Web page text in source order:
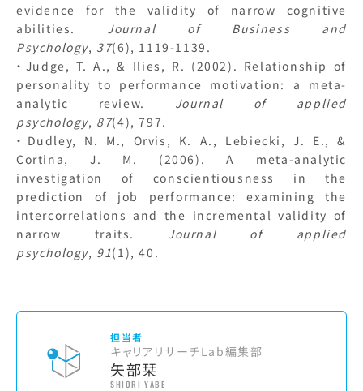
evidence for the validity of narrow cognitive
abilities. Journal of Business and
Psychology, 37(6), 1119-1139.
・Judge, T. A., & Ilies, R. (2002). Relationship of
personality to performance motivation: a meta-
analytic review. Journal of applied
psychology, 87(4), 797.
・Dudley, N. M., Orvis, K. A., Lebiecki, J. E., &
Cortina, J. M. (2006). A meta-analytic
investigation of conscientiousness in the
prediction of job performance: examining the
intercorrelations and the incremental validity of
narrow traits. Journal of applied
psychology, 91(1), 40.
担当者
キャリアリサーチLab編集部
矢部栞
SHIORI YABE